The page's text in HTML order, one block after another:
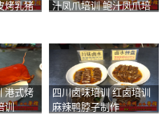
烤乳猪
汁凤爪培训 鲍汁凤爪培
港式烤
训
四川卤味培训 红卤培训
麻辣鸭脖子制作